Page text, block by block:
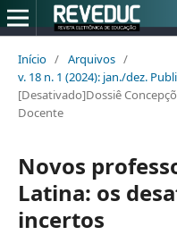
Início / Arquivos /
v. 18 n. 1 (2024): jan./dez.
[Desativado]Dossiê
Docente
Novos
Latina: os
incertos